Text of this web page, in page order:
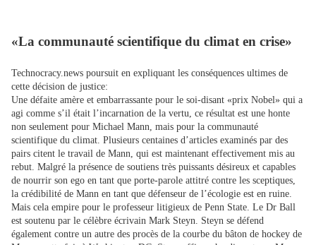
«La communauté scientifique du climat en crise»
Technocracy.news poursuit en expliquant les conséquences ultimes de
cette décision de justice:
Une défaite amère et embarrassante pour le soi-disant «prix Nobel» qui a
agi comme s’il était l’incarnation de la vertu, ce résultat est une honte
non seulement pour Michael Mann, mais pour la communauté
scientifique du climat. Plusieurs centaines d’articles examinés par des
pairs citent le travail de Mann, qui est maintenant effectivement mis au
rebut. Malgré la présence de soutiens très puissants désireux et capables
de nourrir son ego en tant que porte-parole attitré contre les sceptiques,
la crédibilité de Mann en tant que défenseur de l’écologie est en ruine.
Mais cela empire pour le professeur litigieux de Penn State. Le Dr Ball
est soutenu par le célèbre écrivain Mark Steyn. Steyn se défend
également contre un autre des procès de la courbe du bâton de hockey de